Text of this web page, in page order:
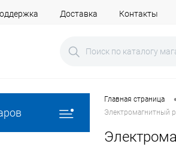
Доставка Контакты
Главная страница
Электромагнитный